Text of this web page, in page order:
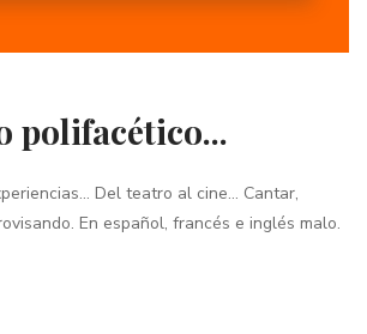
polifacético...
Del teatro al cine… Cantar,
En español, francés e inglés malo.